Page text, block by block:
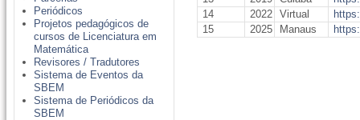
Periódicos
Projetos pedagógicos de
cursos de Licenciatura em
Matemática
Revisores / Tradutores
Sistema de Eventos da
SBEM
Sistema de Periódicos da
SBEM
14
2022 Virtual
15
2025 Manaus